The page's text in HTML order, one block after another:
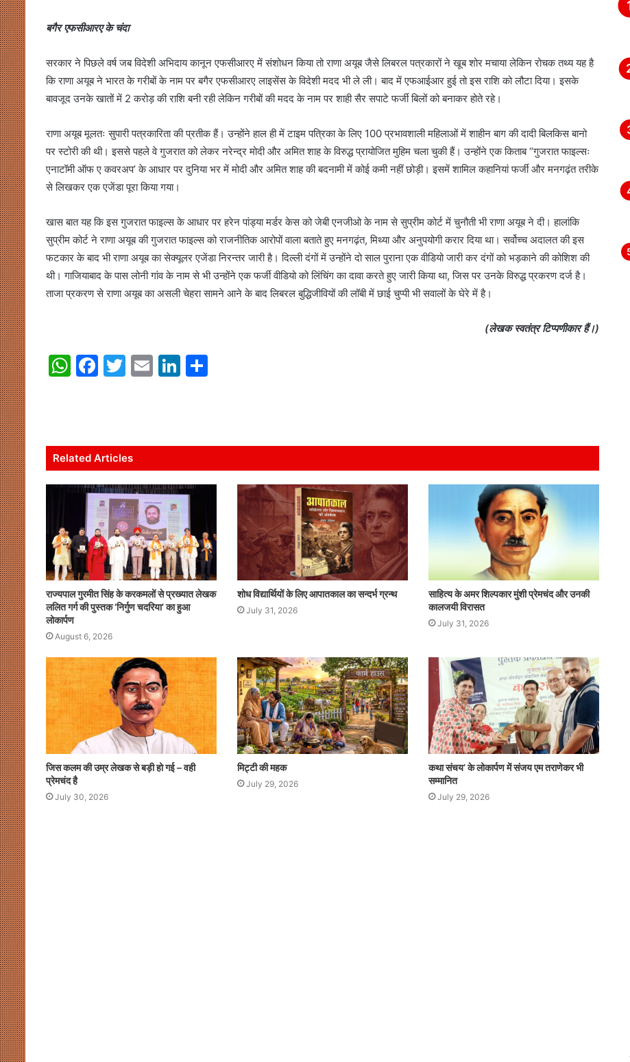
बगैर एफसीआरए के चंदा
सरकार ने पिछले वर्ष जब विदेशी अभिदाय कानून एफसीआरए में संशोधन किया तो राणा अयूब जैसे लिबरल पत्रकारों ने खूब शोर मचाया लेकिन रोचक तथ्य यह है
कि राणा अयूब ने भारत के गरीबों के नाम पर बगैर एफसीआरए लाइसेंस के विदेशी मदद भी ले ली। बाद में एफआईआर हुई तो इस राशि को लौटा दिया। इसके
बावजूद उनके खातों में 2 करोड़ की राशि बनी रही लेकिन गरीबों की मदद के नाम पर शाही सैर सपाटे फर्जी बिलों को बनाकर होते रहे।
राणा अयूब मूलतः सुपारी पत्रकारिता की प्रतीक हैं। उन्होंने हाल ही में टाइम पत्रिका के लिए 100 प्रभावशाली महिलाओं में शाहीन बाग की दादी बिलकिस बानो
पर स्टोरी की थी। इससे पहले वे गुजरात को लेकर नरेन्द्र मोदी और अमित शाह के विरुद्ध प्रायोजित मुहिम चला चुकी हैं। उन्होंने एक किताब “गुजरात फाइल्सः
एनाटॉमी ऑफ ए कवरअप’ के आधार पर दुनिया भर में मोदी और अमित शाह की बदनामी में कोई कमी नहीं छोड़ी। इसमें शामिल कहानियां फर्जी और मनगढ़ंत तरीके
से लिखकर एक एजेंडा पूरा किया गया।
खास बात यह कि इस गुजरात फाइल्स के आधार पर हरेन पांड्या मर्डर केस को जेबी एनजीओ के नाम से सुप्रीम कोर्ट में चुनौती भी राणा अयूब ने दी। हालांकि
सुप्रीम कोर्ट ने राणा अयूब की गुजरात फाइल्स को राजनीतिक आरोपों वाला बताते हुए मनगढ़ंत, मिथ्या और अनुपयोगी करार दिया था। सर्वोच्च अदालत की इस
फटकार के बाद भी राणा अयूब का सेक्यूलर एजेंडा निरन्तर जारी है। दिल्ली दंगों में उन्होंने दो साल पुराना एक वीडियो जारी कर दंगों को भड़काने की कोशिश की
थी। गाजियाबाद के पास लोनी गांव के नाम से भी उन्होंने एक फर्जी वीडियो को लिंचिंग का दावा करते हुए जारी किया था, जिस पर उनके विरुद्ध प्रकरण दर्ज है।
ताजा प्रकरण से राणा अयूब का असली चेहरा सामने आने के बाद लिबरल बुद्धिजीवियों की लॉबी में छाई चुप्पी भी सवालों के घेरे में है।
(लेखक स्वतंत्र टिप्पणीकार हैं।)
W
A
p
p
F
b
o
o
k
T
E
Li
dI
n
Related Articles
राज्यपाल गुरमीत सिंह के करकमलों से प्रख्यात लेखक
ललित गर्ग की पुस्तक ‘निर्गुण चदरिया’ का हुआ
लोकार्पण
August 6, 2026
शोध विद्यार्थियों के लिए आपातकाल का सन्दर्भ ग्रन्थ
July 31, 2026
साहित्य के अमर शिल्पकार मुंशी प्रेमचंद और उनकी
कालजयी विरासत
July 31, 2026
जिस कलम की उम्र लेखक से बड़ी हो गई – वही
प्रेमचंद है
July 30, 2026
मिट्टी की महक
July 29, 2026
कथा संचय’ के लोकार्पण में संजय एम तराणेकर भी
सम्मानित
July 29, 2026
8, 2026
की फिल्म धुरंधर पर नाराजगी के सियासी मायने
मुखर
योगी
और
अखिलेश
सियासी
कसमकस
बदलता
संघ
और
बदलता
युवा:
संघ
बदलता संघ और बदलता युवा: संघ